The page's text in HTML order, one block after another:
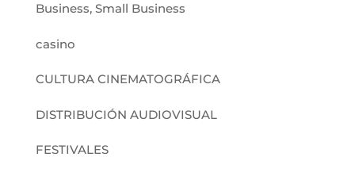
Business, Small Business
casino
CULTURA CINEMATOGRÁFICA
DISTRIBUCIÓN AUDIOVISUAL
FESTIVALES